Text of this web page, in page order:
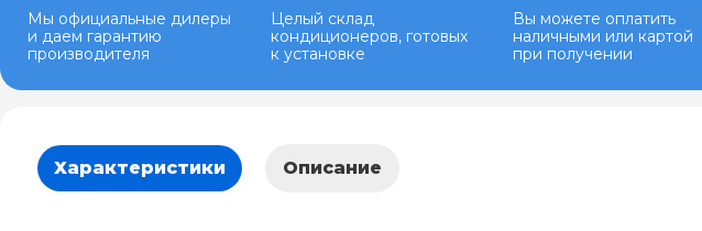
Мы официальные дилеры
и даем гарантию
производителя
Целый склад
кондиционеров, готовых
к установке
Вы можете оплатить
наличными или картой
при получении
Характеристики Описание